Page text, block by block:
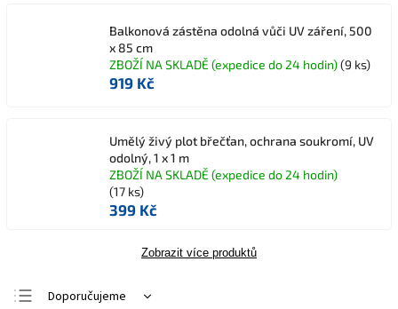
Balkonová zástěna odolná vůči UV záření, 500
x 85 cm
ZBOŽÍ NA SKLADĚ (expedice do 24 hodin)(9 ks)
919 Kč
Umělý živý plot břečťan, ochrana soukromí, UV
odolný, 1 x 1 m
ZBOŽÍ NA SKLADĚ (expedice do 24 hodin)
(17 ks)
399 Kč
Zobrazit více produktů
Doporučujeme